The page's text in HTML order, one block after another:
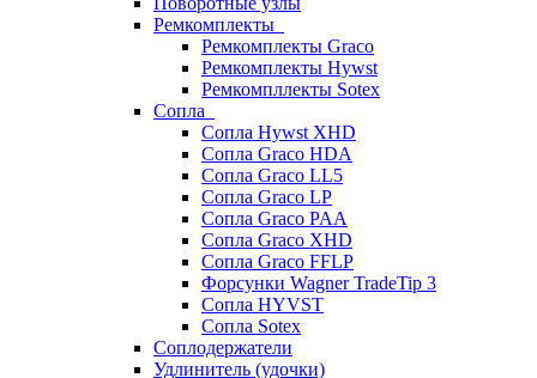
Ремкомплекты
Ремкомплекты Graco
Ремкомплекты Hywst
Ремкомпллекты Sotex
Сопла
Сопла Hywst XHD
Сопла Graco HDA
Сопла Graco LL5
Сопла Graco LP
Сопла Graco PAA
Сопла Graco XHD
Сопла Graco FFLP
Форсунки Wagner TradeTip 3
Сопла HYVST
Сопла Sotex
Соплодержатели
Удлинитель (удочки)